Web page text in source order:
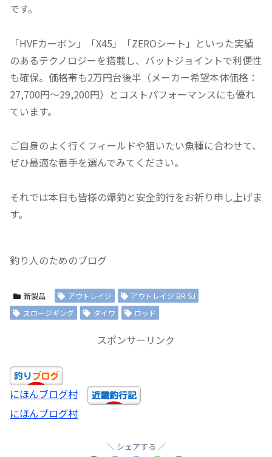
です。
「HVFカーボン」「X45」「ZEROシート」といった実績
のあるテクノロジーを搭載し、バットジョイントで利便性
も確保。価格帯も2万円台後半（メーカー希望本体価格：
27,700円〜29,200円）とコストパフォーマンスにも優れ
ています。
ご自身のよく行くフィールドや狙いたい魚種に合わせて、
ぜひ最適な番手を選んでみてください。
それでは本日も皆様の爆釣と安全釣行をお祈り申し上げま
す。
釣り人のためのブログ
新製品 アウトレイジ
アウトレイジ BR SJ
スロージギング
ダイワ ロッド
スポンサーリンク
にほんブログ村
にほんブログ村
シェアする